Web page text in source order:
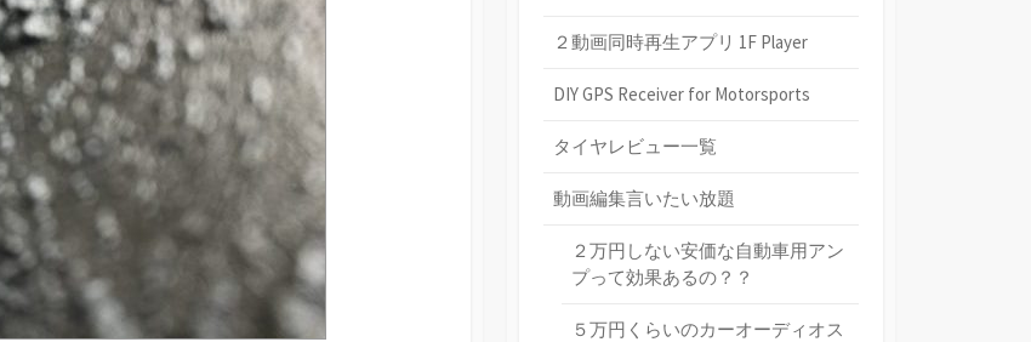
２動画同時再生アプリ 1F Player
DIY GPS Receiver for Motorsports
タイヤレビュー一覧
動画編集言いたい放題
２万円しない安価な自動車用アン
プって効果あるの？？
５万円くらいのカーオーディオス